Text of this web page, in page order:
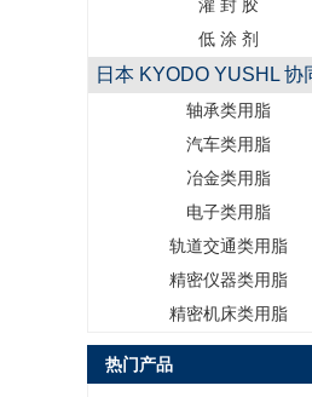
灌 封 胶
低 涂 剂
日本 KYODO YUSHL 协
轴承类用脂
汽车类用脂
冶金类用脂
电子类用脂
轨道交通类用脂
精密仪器类用脂
精密机床类用脂
热门产品